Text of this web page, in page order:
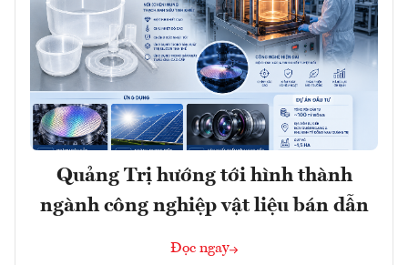
Quảng Trị hướng tới hình thành
ngành công nghiệp vật liệu bán dẫn
Đọc ngay